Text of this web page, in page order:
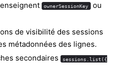
ownerSessionKey ou
de visibilité des sessions
métadonnées des lignes.
secondaires
sessions.list({